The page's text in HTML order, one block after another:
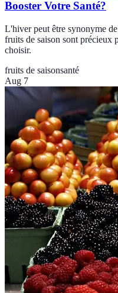
Booster Votre Santé?
L'hiver peut être synonyme
fruits de saison sont précieux
choisir.
fruits de saisonsanté
Aug 7